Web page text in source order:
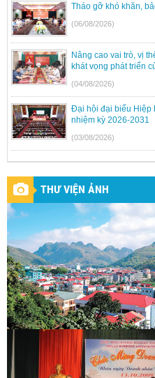
Tháo gỡ khó khăn,
(06/08/2026)
Nâng cao vai trò, vị
khát vọng phát triển
(04/08/2026)
Đại hội đại biểu Hiệp
nhiệm kỳ 2026-2031
(03/08/2026)
THƯ VIỆN ẢNH